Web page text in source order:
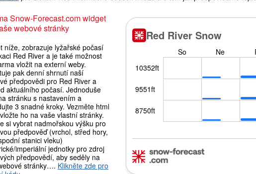
Snow-Forecast.com widget
webové stránky
níže, zobrazuje lyžařské počasí
Red River a je také možnost
vložit na externí weby.
pak denní shrnutí naší
předpovědi pro Red River a
aktuálního počasí. Jednoduše
stránku s nastavením a
3 snadné kroky. Vezměte html
ho na vaše vlastní stránky.
si vybrat nadmořskou výšku pro
předpověď (vrchol, střed hory,
stanici vleku)
imperiální jednotky pro zdroj
předpovědí, aby seděly na
stránky…. Klikněte zde pro